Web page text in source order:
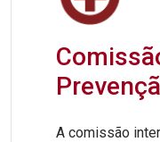
A comissão